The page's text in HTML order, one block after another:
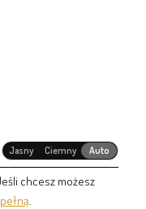
Jasny Ciemny Auto
chcesz możesz